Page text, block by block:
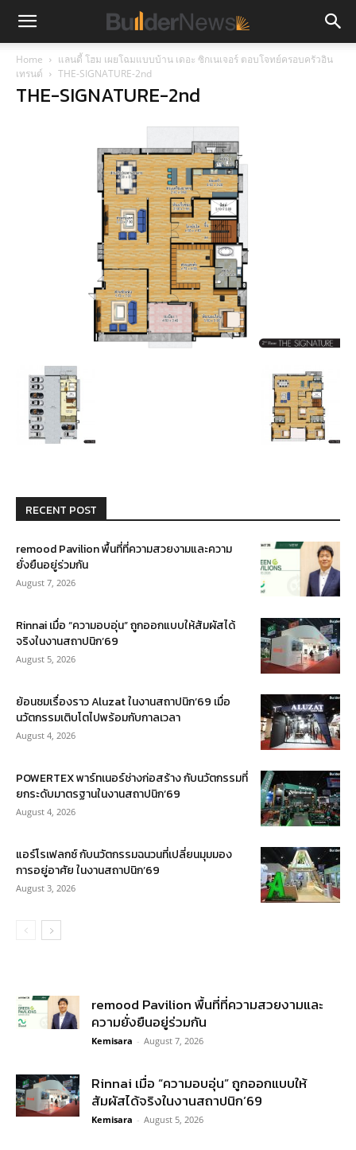
Home
แลนดี้ โฮม เผยโฉมแบบบ้าน เดอะ ซิกเนเจอร์ ตอบโจทย์ครอบครัวอิน
เทรนด์
THE-SIGNATURE-2nd
THE-SIGNATURE-2nd
RECENT POST
remood Pavilion พื้นที่ที่ความสวยงามและความ
ยั่งยืนอยู่ร่วมกัน
August 7, 2026
Rinnai เมื่อ “ความอบอุ่น” ถูกออกแบบให้สัมผัสได้
จริงในงานสถาปนิก’69
August 5, 2026
ย้อนชมเรื่องราว Aluzat ในงานสถาปนิก’69 เมื่อ
นวัตกรรมเติบโตไปพร้อมกับกาลเวลา
August 4, 2026
POWERTEX พาร์ทเนอร์ช่างก่อสร้าง กับนวัตกรรมที่
ยกระดับมาตรฐานในงานสถาปนิก’69
August 4, 2026
แอร์โรเฟลกซ์ กับนวัตกรรมฉนวนที่เปลี่ยนมุมมอง
การอยู่อาศัย ในงานสถาปนิก’69
August 3, 2026
remood Pavilion พื้นที่ที่ความสวยงามและ
ความยั่งยืนอยู่ร่วมกัน
Kemisara - August 7, 2026
Rinnai เมื่อ “ความอบอุ่น” ถูกออกแบบให้
สัมผัสได้จริงในงานสถาปนิก’69
Kemisara - August 5, 2026